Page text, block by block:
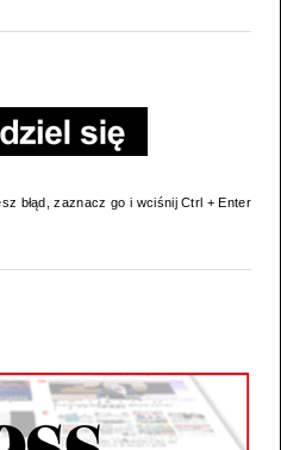
błąd, zaznacz go i wciśnij Ctrl + Enter